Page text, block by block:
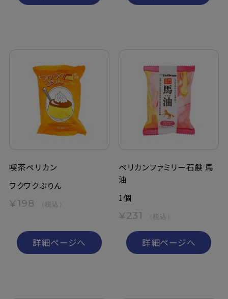
喫茶ペリカン
ワクワクぷりん
¥198 （税込）
詳細ページへ
ペリカンファミリー石鹸 馬
油
1個
¥231 （税込）
詳細ページへ